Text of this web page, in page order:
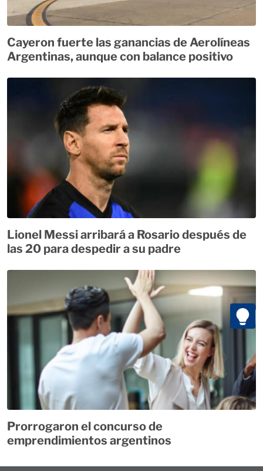
Cayeron fuerte las ganancias de Aerolíneas
Argentinas, aunque con balance positivo
Lionel Messi arribará a Rosario después de
las 20 para despedir a su padre
Prorrogaron el concurso de
emprendimientos argentinos